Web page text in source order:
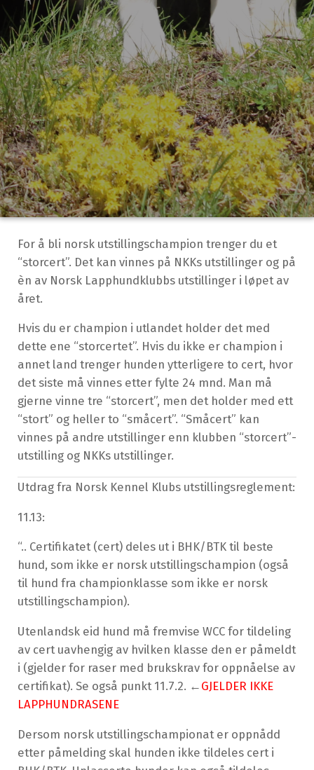
For å bli norsk utstillingschampion trenger du et
“storcert”. Det kan vinnes på NKKs utstillinger og på
èn av Norsk Lapphundklubbs utstillinger i løpet av
året.
Hvis du er champion i utlandet holder det med
dette ene “storcertet”. Hvis du ikke er champion i
annet land trenger hunden ytterligere to cert, hvor
det siste må vinnes etter fylte 24 mnd. Man må
gjerne vinne tre “storcert”, men det holder med ett
“stort” og heller to “småcert”. “Småcert” kan
vinnes på andre utstillinger enn klubben “storcert”-
utstilling og NKKs utstillinger.
Utdrag fra Norsk Kennel Klubs utstillingsreglement:
11.13:
“.. Certifikatet (cert) deles ut i BHK/BTK til beste
hund, som ikke er norsk utstillingschampion (også
til hund fra championklasse som ikke er norsk
utstillingschampion).
Utenlandsk eid hund må fremvise WCC for tildeling
av cert uavhengig av hvilken klasse den er påmeldt
i (gjelder for raser med brukskrav for oppnåelse av
certifikat). Se også punkt 11.7.2. ← GJELDER IKKE
LAPPHUNDRASENE
Dersom norsk utstillingschampionat er oppnådd
etter påmelding skal hunden ikke tildeles cert i